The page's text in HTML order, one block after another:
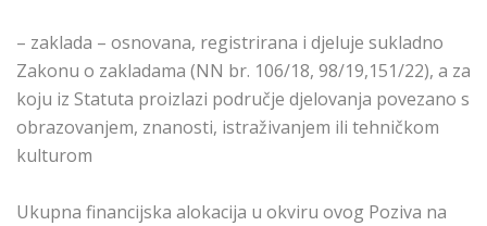
– zaklada – osnovana, registrirana i djeluje sukladno
Zakonu o zakladama (NN br. 106/18, 98/19,151/22), a za
koju iz Statuta proizlazi područje djelovanja povezano s
obrazovanjem, znanosti, istraživanjem ili tehničkom
kulturom
Ukupna financijska alokacija u okviru ovog Poziva na